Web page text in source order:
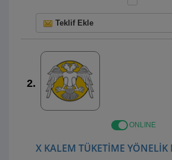
Teklif Ekle
2.
ONLINE
X KALEM TÜKETIME